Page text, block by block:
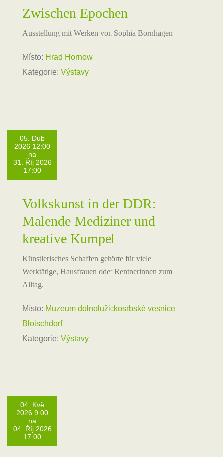
Zwischen Epochen
Ausstellung mit Werken von Sophia Bornhagen
Místo: Hrad Hornow
Kategorie: Výstavy
05. Dub
2026 12:00
na
31. Říj 2026
17:00
Volkskunst in der DDR:
Malende Mediziner und
kreative Kumpel
Künstlerisches Schaffen gehörte für viele
Werktätige, Hausfrauen oder Rentnerinnen zum
Alltag.
Místo: Muzeum dolnolužickosrbské vesnice
Bloischdorf
Kategorie: Výstavy
04. Kvě
2026 9:00
na
04. Říj 2026
17:00